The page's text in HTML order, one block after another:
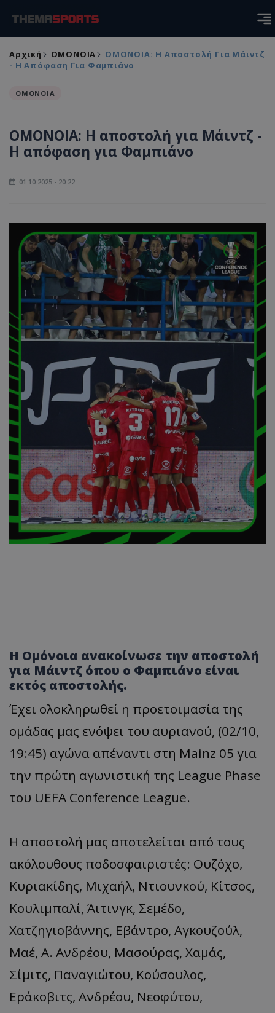
Αρχική ΟΜΟΝΟΙΑ
ΟΜΟΝΟΙΑ: Η Αποστολή Για Μάιντζ
- Η Απόφαση Για Φαμπιάνο
ΟΜΟΝΟΙΑ
ΟΜΟΝΟΙΑ: Η αποστολή για Μάιντζ -
Η απόφαση για Φαμπιάνο
01.10.2025 - 20:22
Η Ομόνοια ανακοίνωσε την αποστολή
για Μάιντζ όπου ο Φαμπιάνο είναι
εκτός αποστολής.
Έχει ολοκληρωθεί η προετοιμασία της
ομάδας μας ενόψει του αυριανού, (02/10,
19:45) αγώνα απέναντι στη Mainz 05 για
την πρώτη αγωνιστική της League Phase
του UEFA Conference League.
Η αποστολή μας αποτελείται από τους
ακόλουθους ποδοσφαιριστές: Ουζόχο,
Κυριακίδης, Μιχαήλ, Ντιουνκού, Κίτσος,
Κουλιμπαλί, Άιτινγκ, Σεμέδο,
Χατζηγιοβάννης, Εβάντρο, Αγκουζούλ,
Μαέ, Α. Ανδρέου, Μασούρας, Χαμάς,
Σίμιτς, Παναγιώτου, Κούσουλος,
Εράκοβιτς, Ανδρέου, Νεοφύτου,